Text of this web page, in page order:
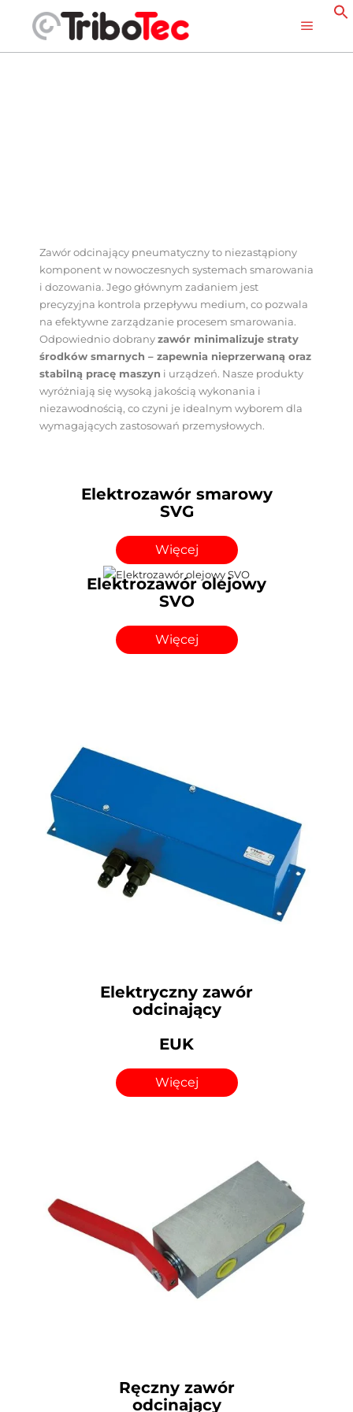
Zawór odcinający pneumatyczny to niezastąpiony
komponent w nowoczesnych systemach smarowania
i dozowania. Jego głównym zadaniem jest
precyzyjna kontrola przepływu medium, co pozwala
na efektywne zarządzanie procesem smarowania.
Odpowiednio dobranyzawór minimalizuje straty
środków smarnych – zapewnia nieprzerwaną oraz
stabilną pracę maszyn i urządzeń. Nasze produkty
wyróżniają się wysoką jakością wykonania i
niezawodnością, co czyni je idealnym wyborem dla
wymagających zastosowań przemysłowych.
Elektrozawór smarowy
SVG
Więcej
Elektrozawór olejowy
SVO
Więcej
Elektryczny zawór
odcinający
EUK
Więcej
Ręczny zawór
odcinający